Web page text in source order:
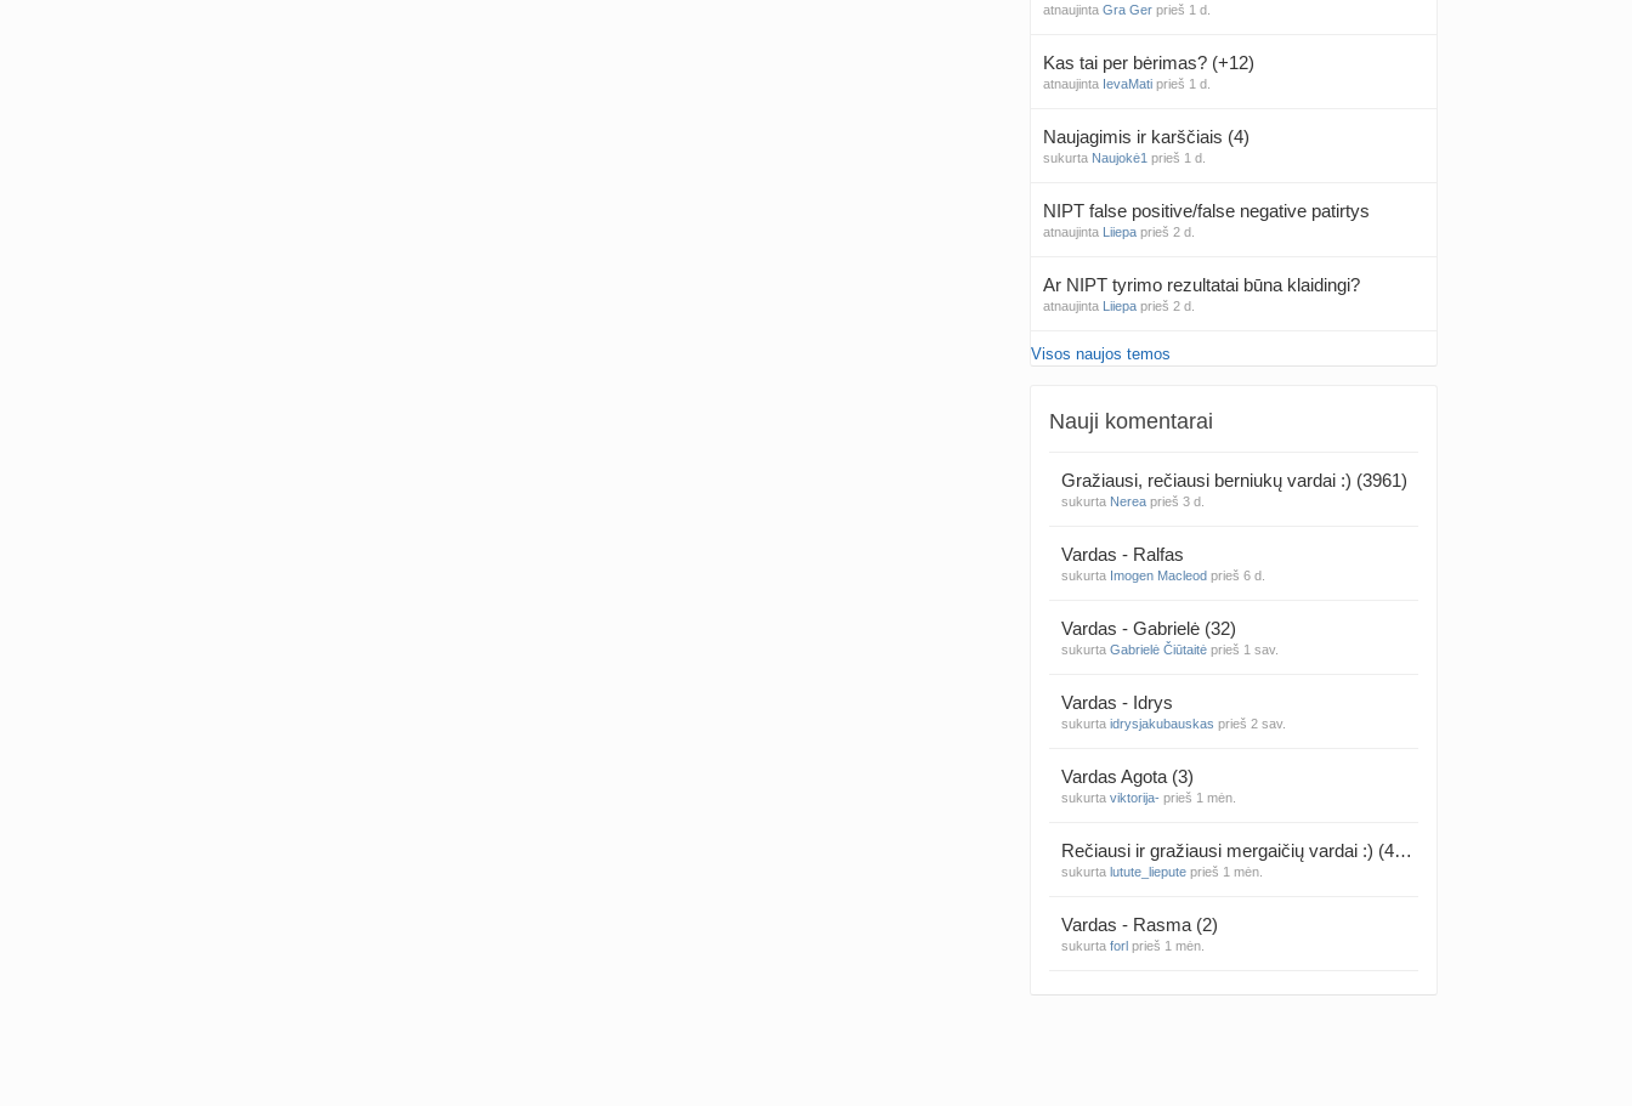
atnaujinta Gra Ger prieš 1 d.
Kas tai per bėrimas? (+12)
atnaujinta IevaMati prieš 1 d.
Naujagimis ir karščiais (4)
sukurta Naujokė1 prieš 1 d.
NIPT false positive/false negative patirtys
atnaujinta Liiepa prieš 2 d.
Ar NIPT tyrimo rezultatai būna klaidingi?
atnaujinta Liiepa prieš 2 d.
2027 Vasario mėnesio mažyliai
Traumatologai Šiauliuose (2)
Čakru valymas
Visos temos (8000+)
Visos naujos temos
Nauji komentarai
Gražiausi, rečiausi berniukų vardai :) (3961)
sukurta Nerea prieš 3 d.
Vardas - Ralfas
sukurta Imogen Macleod prieš 6 d.
Vardas - Gabrielė (32)
sukurta Gabrielė Čiūtaitė prieš 1 sav.
Vardas - Idrys
sukurta idrysjakubauskas prieš 2 sav.
Vardas Agota (3)
sukurta viktorija- prieš 1 mėn.
Rečiausi ir gražiausi mergaičių vardai :) (4314)
sukurta lutute_liepute prieš 1 mėn.
Vardas - Rasma (2)
sukurta forl prieš 1 mėn.
Vardas - Mila (12)